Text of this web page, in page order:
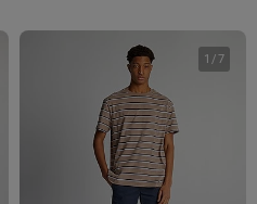
1 /7